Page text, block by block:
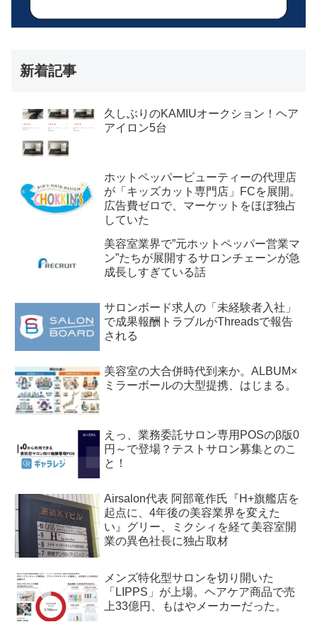
新着記事
久しぶりのKAMIUオークション！ヘア
アイロン5台
ホットペッパービューティーの代理店
が「キッズカット専門店」FCを展開。
広告費ゼロで、マーケットをほぼ独占
していた
美容室業界で”元ホットペッパー営業マ
ン”たちが展開するサロンチェーンが急
成長しすぎている話
サロンボード求人の「未経験者入社」
で成果報酬トラブルがThreadsで報告
される
美容室の大合併時代到来か。ALBUM×
ミラーボールの大型提携、はじまる。
えっ、業務委託サロン専用POSのβ版0
円～で登場？テストサロン募集とのこ
と！
Airsalon代表 阿部竜作氏『H+旗艦店を
起点に、4年後の美容業界を変えた
い』グリー、ミクシィを経て美容室開
業の異色社長に独占取材
メンズ特化型サロンを切り開いた
「LIPPS」が上場。ヘアケア商品で売
上33億円、もはやメーカーだった。